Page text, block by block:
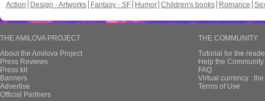
Action
Design - Artworks Fantasy - SF Humor Children's books Romance
THE AMILOVA PROJECT
About the Amilova Project
Press Reviews
Press kit
Banners
Advertise
Official Partners
THE COMMUNITY
Tutorial for the
Help the
FAQ
Virtual currency :
Terms of Use